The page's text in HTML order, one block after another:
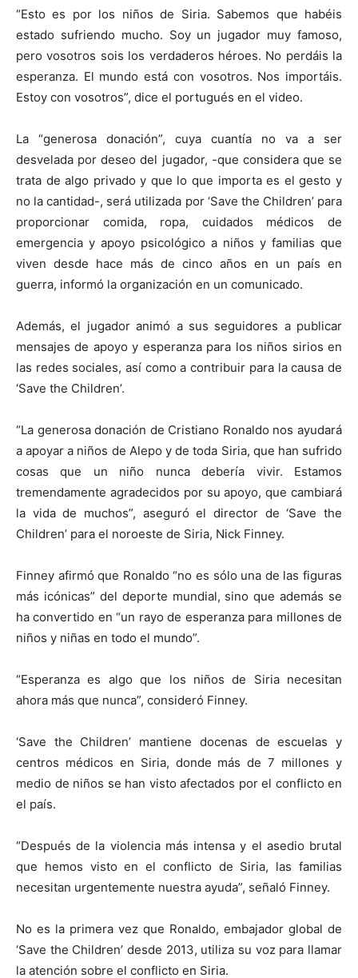
“Esto es por los niños de Siria. Sabemos que habéis
estado sufriendo mucho. Soy un jugador muy famoso,
pero vosotros sois los verdaderos héroes. No perdáis la
esperanza. El mundo está con vosotros. Nos importáis.
Estoy con vosotros”, dice el portugués en el video.
La “generosa donación”, cuya cuantía no va a ser
desvelada por deseo del jugador, -que considera que se
trata de algo privado y que lo que importa es el gesto y
no la cantidad-, será utilizada por ‘Save the Children’ para
proporcionar comida, ropa, cuidados médicos de
emergencia y apoyo psicológico a niños y familias que
viven desde hace más de cinco años en un país en
guerra, informó la organización en un comunicado.
Además, el jugador animó a sus seguidores a publicar
mensajes de apoyo y esperanza para los niños sirios en
las redes sociales, así como a contribuir para la causa de
‘Save the Children’.
“La generosa donación de Cristiano Ronaldo nos ayudará
a apoyar a niños de Alepo y de toda Siria, que han sufrido
cosas que un niño nunca debería vivir. Estamos
tremendamente agradecidos por su apoyo, que cambiará
la vida de muchos”, aseguró el director de ‘Save the
Children’ para el noroeste de Siria, Nick Finney.
Finney afirmó que Ronaldo “no es sólo una de las figuras
más icónicas” del deporte mundial, sino que además se
ha convertido en “un rayo de esperanza para millones de
niños y niñas en todo el mundo”.
“Esperanza es algo que los niños de Siria necesitan
ahora más que nunca”, consideró Finney.
‘Save the Children’ mantiene docenas de escuelas y
centros médicos en Siria, donde más de 7 millones y
medio de niños se han visto afectados por el conflicto en
el país.
“Después de la violencia más intensa y el asedio brutal
que hemos visto en el conflicto de Siria, las familias
necesitan urgentemente nuestra ayuda”, señaló Finney.
No es la primera vez que Ronaldo, embajador global de
‘Save the Children’ desde 2013, utiliza su voz para llamar
la atención sobre el conflicto en Siria.